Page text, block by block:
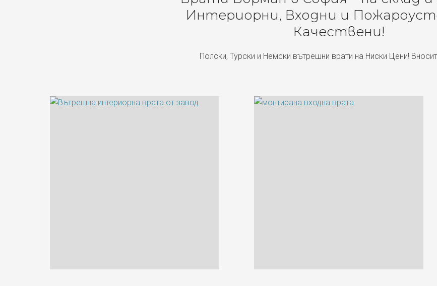
Интериорни, Входни и
Качествени!
Полски, Турски и Немски вътрешни врати на Ниски Цени!